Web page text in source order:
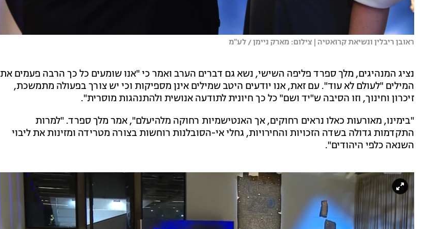
ראובן ריבלין ונשיאת קרואטיה | צילום: מארק ניימן / לע''מ
נציג המנהיגים, מלך ספרד פליפה השישי, נשא גם דברים הערב ואמר כי "אנו שומעים כל כך הרבה פעמים את
המילים "לעולם לא עוד". עם זאת, אנו יודעים היטב שמילים אינן מספיקות וכי יש צורך בפעולה מתמשכת,
זיכרון וחינוך, וזו הסיבה ש"יד ושם" כל כך חיונית לתודעה אנושית ולהתנהגות מוסרית".
"בימינו, מאורעות כאלו נראים רחוקים, אך האנטישמיות רחוקה מלהיעלם", אמר מלך ספרד. "למרות
התקדמות גדולה בשדה הזכויות והחירויות, גחלי אי-הסובלנות רוחשות בצורה מטרידה ומזינות את ליבוי
השנאה כלפי היהודים".